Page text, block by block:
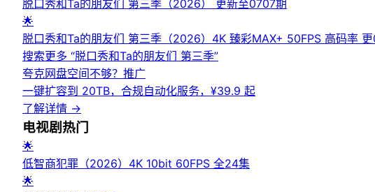
脱口秀和Ta的朋友们 第三季（2026） 更新至0707期
🌟
脱口秀和Ta的朋友们 第三季（2026）4K 臻彩MAX+ 50FPS 高码率 更
搜索更多 “脱口秀和Ta的朋友们 第三季”
夸克网盘空间不够？ 推广
一键扩容到 20TB，合规自动化服务，¥39.9 起
了解详情 →
电视剧 热门
🌟
低智商犯罪（2026）4K 10bit 60FPS 全24集
🌟